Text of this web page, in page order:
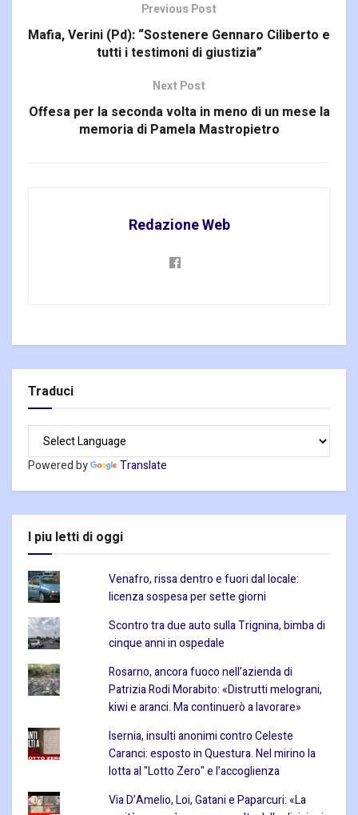
Previous Post
Mafia, Verini (Pd): “Sostenere Gennaro Ciliberto e
tutti i testimoni di giustizia”
Next Post
Offesa per la seconda volta in meno di un mese la
memoria di Pamela Mastropietro
Redazione Web
Traduci
Powered by Translate
I piu letti di oggi
Venafro, rissa dentro e fuori dal locale:
licenza sospesa per sette giorni
Scontro tra due auto sulla Trignina, bimba di
cinque anni in ospedale
Rosarno, ancora fuoco nell’azienda di
Patrizia Rodi Morabito: «Distrutti melograni,
kiwi e aranci. Ma continuerò a lavorare»
Isernia, insulti anonimi contro Celeste
Caranci: esposto in Questura. Nel mirino la
lotta al "Lotto Zero" e l’accoglienza
Via D’Amelio, Loi, Gatani e Paparcuri: «La